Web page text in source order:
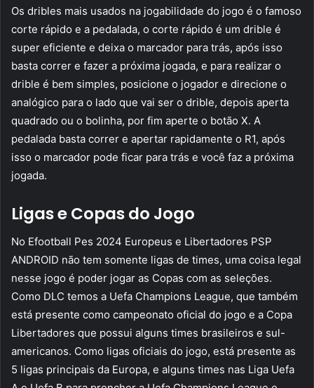
Os dribles mais usados na jogabilidade do jogo é o famoso
corte rápido e a pedalada, o corte rápido é um drible é
super eficiente e deixa o marcador para trás, após isso
basta correr e fazer a próxima jogada, e para realizar o
drible é bem simples, posicione o jogador e direcione o
analógico para o lado que vai ser o drible, depois aperta
quadrado ou o bolinha, por fim aperte o botão X. A
pedalada basta correr e apertar rapidamente o R1, após
isso o marcador pode ficar para trás e você faz a próxima
jogada.
Ligas e Copas do Jogo
No Efootball Pes 2024 Europeus e Libertadores PSP
ANDROID não tem somente ligas de times, uma coisa legal
nesse jogo é poder jogar as Copas com as seleções.
Como DLC temos a Uefa Champions League, que também
está presente como campeonato oficial do jogo e a Copa
Libertadores que possui alguns times brasileiros e sul-
americanos. Como ligas oficiais do jogo, está presente as
5 ligas principais da Europa, e alguns times nas Liga Uefa